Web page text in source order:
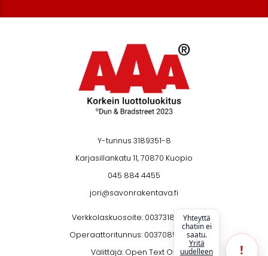
Y-tunnus 3189351-8
Karjasillankatu 11, 70870 Kuopio
045 884 4455
jori@savonrakentava.fi
Verkkolaskuosoite: 003731893518
Operaattoritunnus: 003708599126
Välittäjä: Open Text Oy
!
Yhteyttä
chatiin ei
saatu.
Yritä
uudelleen